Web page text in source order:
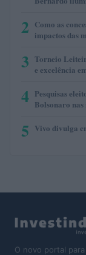
2 Como as
impactos das
3 Torneio
e excelência
4 Pesquisas
Bolsonaro nas
5 Vivo divulga
O novo portal